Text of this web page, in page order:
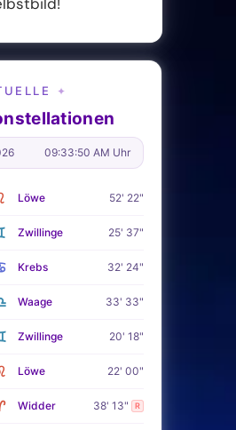
✦
09:33:51 AM Uhr
Löwe 52' 22"
Zwillinge 25' 37"
Krebs 32' 24"
Waage 33' 33"
Zwillinge 20' 18"
Löwe 22' 00"
Widder 38' 13" R